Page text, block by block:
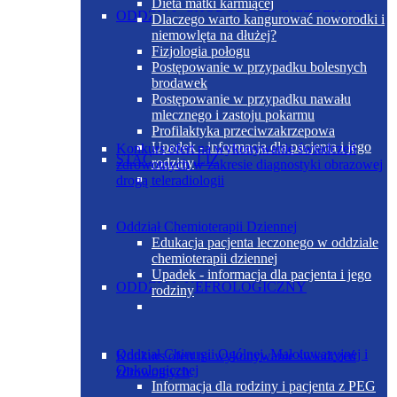
ODDZIAŁ CHORÓB WEWNĘTRZNYCH
STACJA DIALIZ
ODDZIAŁ NEFROLOGICZNY
Dieta matki karmiącej
Dlaczego warto kangurować noworodki i
niemowlęta na dłużej?
Fizjologia połogu
Postępowanie w przypadku bolesnych
brodawek
Postępowanie w przypadku nawału
mlecznego i zastoju pokarmu
Profilaktyka przeciwzakrzepowa
Upadek - informacja dla pacjenta i jego
rodziny
Oddział Chemioterapii Dziennej
Edukacja pacjenta leczonego w oddziale
chemioterapii dziennej
Upadek - informacja dla pacjenta i jego
rodziny
Oddział Chirurgii Ogólnej, Małoinwazyjnej i
Onkologicznej
Informacja dla rodziny i pacjenta z PEG
Konkurs ofert na wykonywanie świadczeń
zdrowotnych w zakresie diagnostyki obrazowej
drogą teleradiologii
Konkurs ofert na wykonywanie świadczeń
zdrowotnych